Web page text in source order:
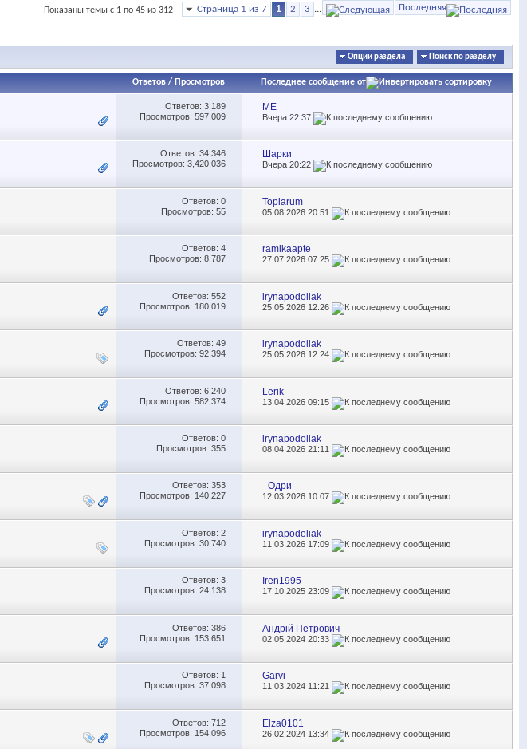
Страница 1 из 7 1 2 3 ... Последняя
Показаны темы с 1 по 45 из 312
Опции раздела Поиск по разделу
Ответов/ Просмотров Последнее сообщение от
Ответов: 3,189
Просмотров: 597,009
МЕ
Вчера22:37
Ответов: 34,346
Просмотров: 3,420,036
Шарки
Вчера20:22
Ответов: 0
Просмотров: 55
Topiarum
05.08.202620:51
Ответов: 4
Просмотров: 8,787
ramikaapte
27.07.202607:25
Ответов: 552
Просмотров: 180,019
irynapodoliak
25.05.2026 12:26
Ответов: 49
Просмотров: 92,394
irynapodoliak
25.05.2026 12:24
Ответов: 6,240
Просмотров: 582,374
Lerik
13.04.202609:15
Ответов: 0
Просмотров: 355
irynapodoliak
08.04.202621:11
Ответов: 353
Просмотров: 140,227
_Одри_
12.03.202610:07
Ответов: 2
Просмотров: 30,740
irynapodoliak
11.03.2026 17:09
Ответов: 3
Просмотров: 24,138
Iren1995
17.10.202523:09
Ответов: 386
Просмотров: 153,651
Андрій Петрович
02.05.202420:33
Ответов: 1
Просмотров: 37,098
Garvi
11.03.2024 11:21
Ответов: 712
Просмотров: 154,096
Elza0101
26.02.2024 13:34